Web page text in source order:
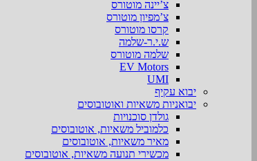
צ’יינה מוטורס
צ’מפיון מוטורס
קרסו מוטורס
ש.י.ר-שלמה
שלמה מוטורס
EV Motors
UMI
יבוא עקיף
יבואניות משאיות ואוטובוסים
גולדן סוכנויות
כלמוביל משאיות, אוטובוסים
מאיר משאיות, אוטובוסים
מכשירי תנועה משאיות, אוטובוסים